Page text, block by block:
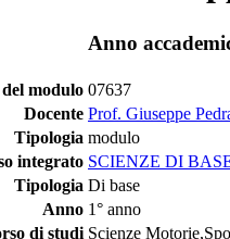
Anno
modulo 07637
Docente Prof. Giuseppe
Tipologia modulo
integrato SCIENZE DI
Tipologia Di base
Anno 1° anno
di studi Scienze